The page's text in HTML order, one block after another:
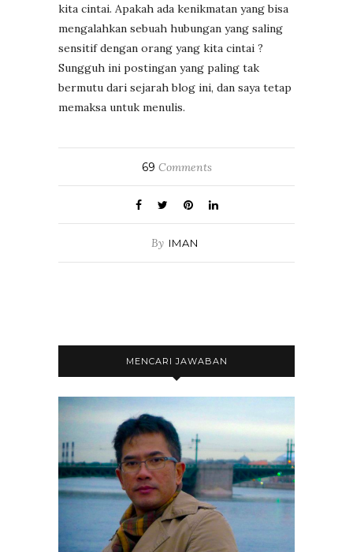
kita cintai. Apakah ada kenikmatan yang bisa
mengalahkan sebuah hubungan yang saling
sensitif dengan orang yang kita cintai ?
Sungguh ini postingan yang paling tak
bermutu dari sejarah blog ini, dan saya tetap
memaksa untuk menulis.
69 Comments
By IMAN
MENCARI JAWABAN